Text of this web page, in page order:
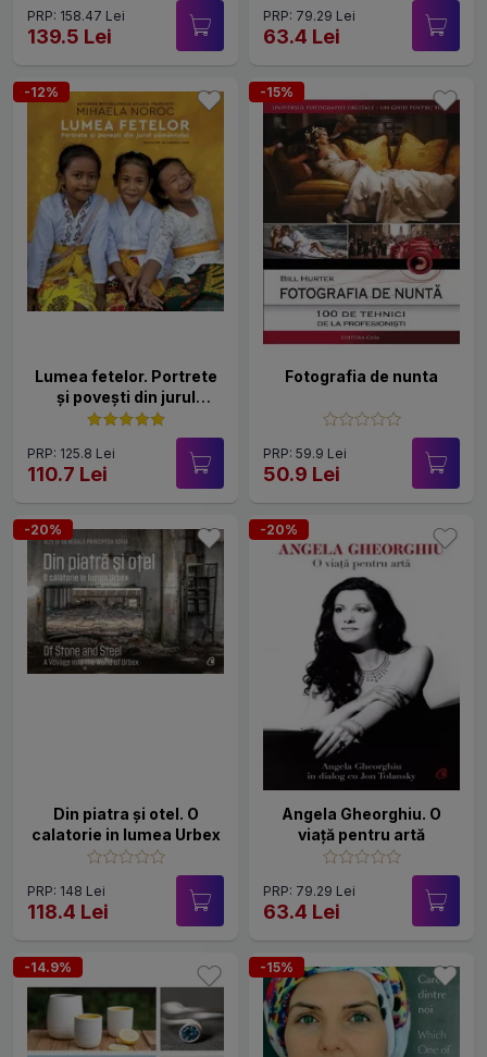
PRP: 158.47 Lei
139.5 Lei
PRP: 79.29 Lei
63.4 Lei
-12%
Lumea fetelor. Portrete
și povești din jurul
pământului
PRP: 125.8 Lei
110.7 Lei
-15%
Fotografia de nunta
PRP: 59.9 Lei
50.9 Lei
-20%
Din piatra și otel. O
calatorie in lumea Urbex
PRP: 148 Lei
118.4 Lei
-20%
Angela Gheorghiu. O
viaţă pentru artă
PRP: 79.29 Lei
63.4 Lei
-14.9% -15%